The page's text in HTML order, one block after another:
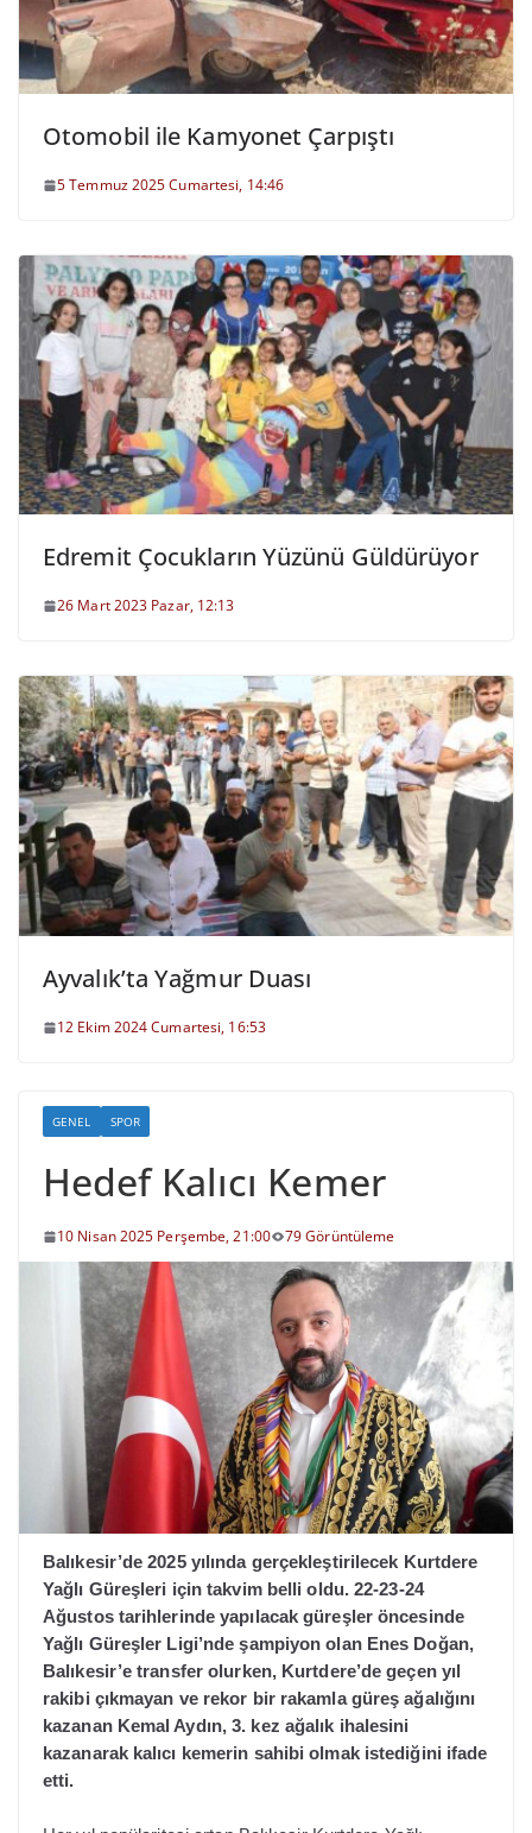
Otomobil ile Kamyonet Çarpıştı
5 Temmuz 2025 Cumartesi, 14:46
Edremit Çocukların Yüzünü Güldürüyor
26 Mart 2023 Pazar, 12:13
Ayvalık’ta Yağmur Duası
12 Ekim 2024 Cumartesi, 16:53
GENEL SPOR
Hedef Kalıcı Kemer
10 Nisan 2025 Perşembe, 21:00 79 Görüntüleme
Balıkesir’de 2025 yılında gerçekleştirilecek Kurtdere
Yağlı Güreşleri için takvim belli oldu. 22-23-24
Ağustos tarihlerinde yapılacak güreşler öncesinde
Yağlı Güreşler Ligi’nde şampiyon olan Enes Doğan,
Balıkesir’e transfer olurken, Kurtdere’de geçen yıl
rakibi çıkmayan ve rekor bir rakamla güreş ağalığını
kazanan Kemal Aydın, 3. kez ağalık ihalesini
kazanarak kalıcı kemerin sahibi olmak istediğini ifade
etti.